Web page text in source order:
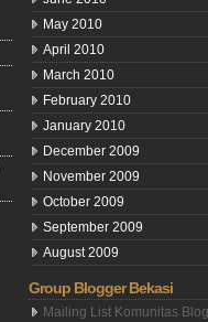
May 2010
April 2010
March 2010
February 2010
January 2010
December 2009
November 2009
October 2009
September 2009
August 2009
Group Blogger Bekasi
Mailing List Komunitas